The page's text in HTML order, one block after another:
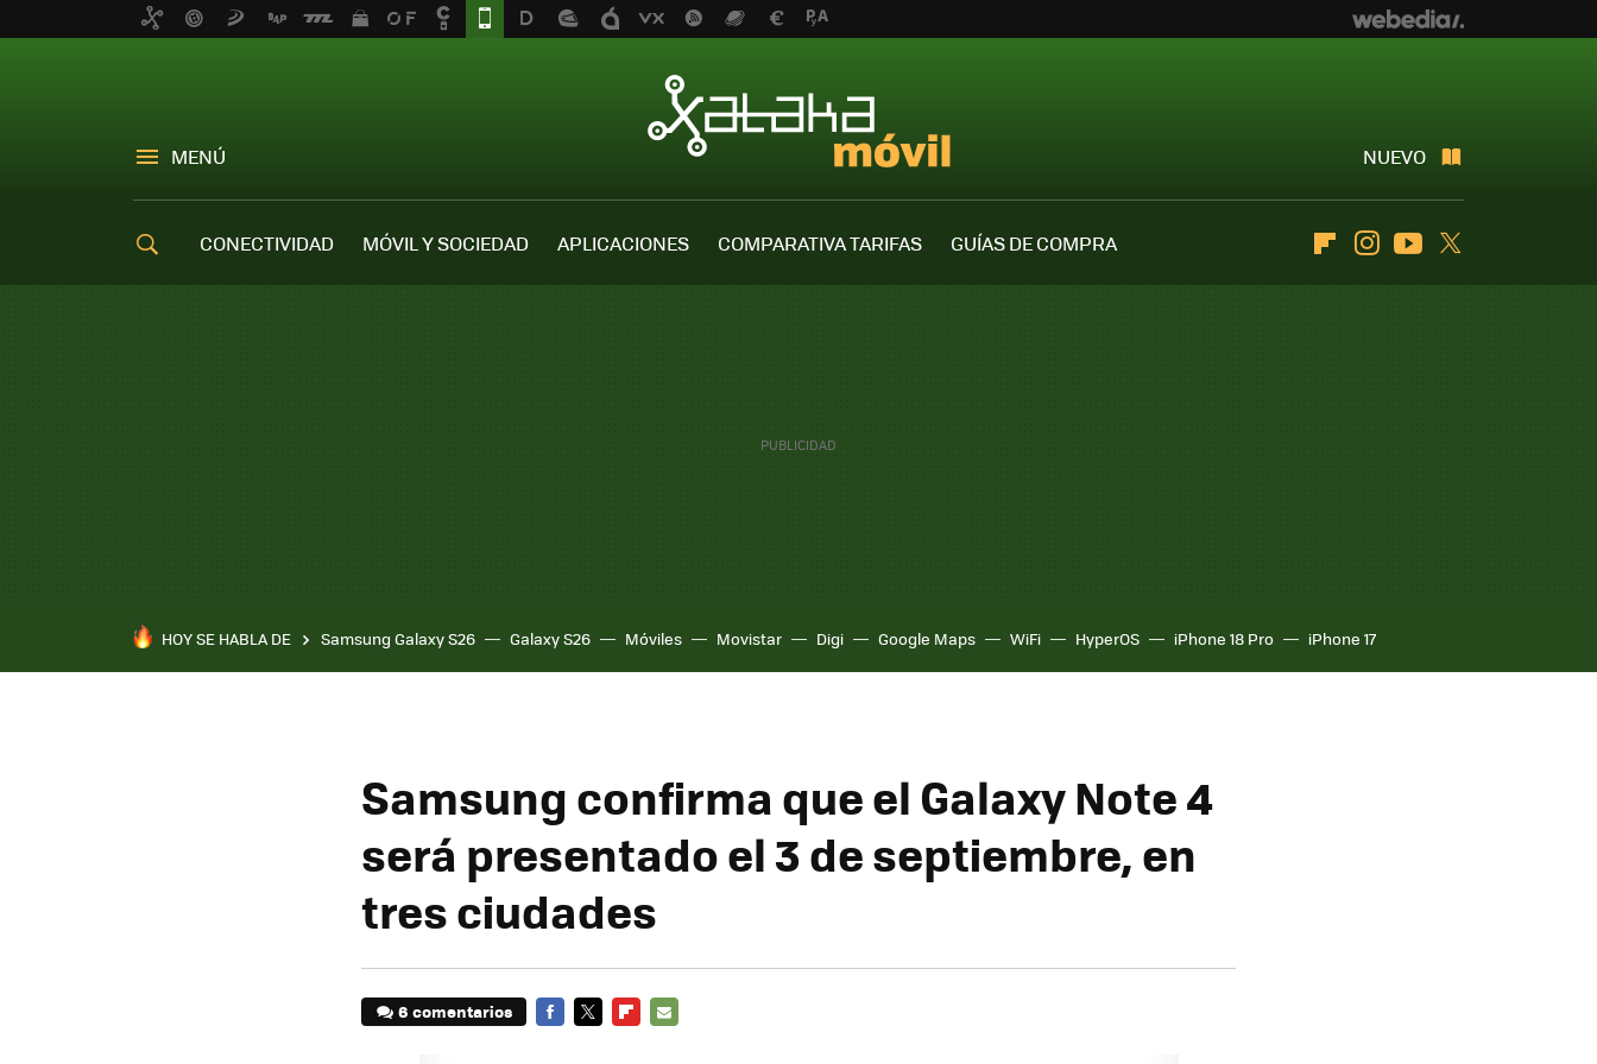
MENÚ NUEVO
CONECTIVIDAD MÓVIL Y SOCIEDAD APLICACIONES COMPARATIVA TARIFAS
GUÍAS DE COMPRA
FlipboardInstagramYoutube
HOY SE HABLA DE Samsung Galaxy S26 Galaxy S26 Móviles Movistar Digi Google Maps WiFi HyperOS iPhone 18 Pro iPhone 17
Samsung confirma que el Galaxy Note 4
será presentado el 3 de septiembre, en
tres ciudades
6 comentarios